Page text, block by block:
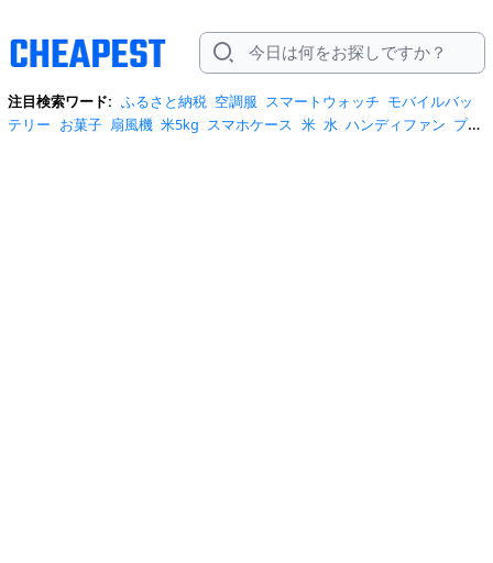
注目検索ワード: ふるさと納税 空調服 スマートウォッチ モバイルバッ
テリー お菓子 扇風機 米5kg スマホケース 米 水 ハンディファン プロ